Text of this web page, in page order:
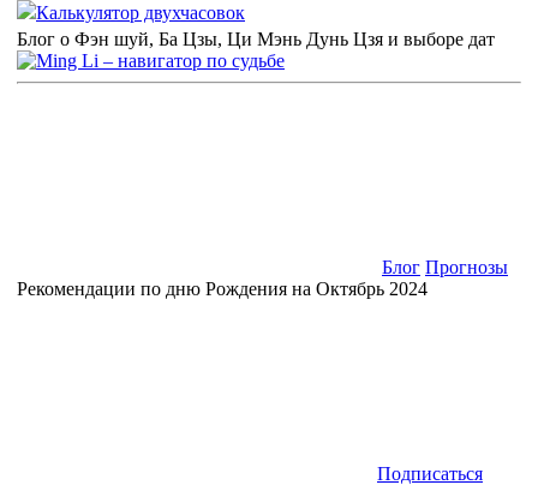
Калькулятор двухчасовок
Блог о Фэн шуй, Ба Цзы, Ци Мэнь Дунь Цзя и выборе дат
Блог Прогнозы
Рекомендации по дню Рождения на Октябрь 2024
Подписаться